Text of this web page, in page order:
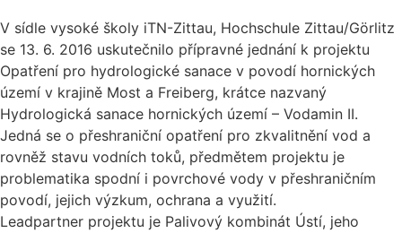
V sídle vysoké školy iTN-Zittau, Hochschule Zittau/Görlitz
se 13. 6. 2016 uskutečnilo přípravné jednání k projektu
Opatření pro hydrologické sanace v povodí hornických
území v krajině Most a Freiberg, krátce nazvaný
Hydrologická sanace hornických území – Vodamin II.
Jedná se o přeshraniční opatření pro zkvalitnění vod a
rovněž stavu vodních toků, předmětem projektu je
problematika spodní i povrchové vody v přeshraničním
povodí, jejich výzkum, ochrana a využití.
Leadpartner projektu je Palivový kombinát Ústí, jeho